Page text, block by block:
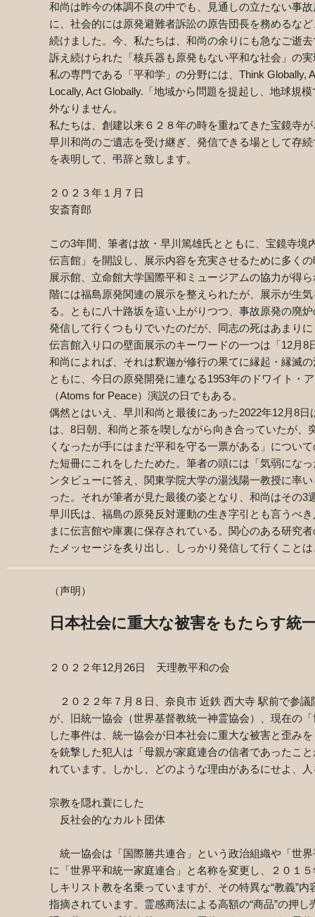
和尚は昨今の体調不良の中でも、見通しの立たない事
に、社会的には原発避難者訴訟の原告団長を務めるな
続けました。今、私たちは、和尚の余りにも急なご逝
訴え続けられた「核兵器も原発もない平和な社会」の
私の専門である「平和学」の分野には、 Think Globally,
Locally, Act Globally. 「地域から問題を提起し、地球規
外なりません。
私たちは、創建以来６２８年の時を重ねてきた宝鏡寺
早川和尚のご遺志を受け継ぎ、発信できる場として存
を表明して、弔辞と致します。
２０２３年１月７日
安斎育郎
この3年間、筆者は故・早川篤雄氏とともに、宝鏡寺境
伝言館」を開設し、展示内容を充実させるために多く
展示館、立命館大学国際平和ミュージアムの協力が得
階には福島原発関連の展示を整えられたが、展示が生
る。ともに八十路坂を這い上がりつつ、事故原発の廃
発信して行くつもりでいたのだが、同志の死はあまり
伝言館入り口の壁面展示のキーワードの一つは「12月8
和尚によれば、それは釈迦が修行の果てに縁起・縁滅
ともに、今日の原発開発に連なる1953年のドワイト・
（Atoms for Peace）演説の日でもある。
偶然とはいえ、早川和尚と最後にあった2022年12月8日
は、 8日朝、和尚と茶を喫しながら向き合っていたが、
くなったが手にはまだ平和を守る一票がある」につい
た短冊にこれをしたためた。筆者の頭には「気弱にな
ンタビューに答え、関東学院大学の湯浅陽一教授に率
った。それが筆者が見た最後の姿となり、和尚はその3
早川氏は、福島の原発反対運動の生き字引とも言うべ
まに伝言館や庫裏に保存されている。関心のある研究
たメッセージを炙り出し、しっかり発信して行くこと
（声明）
日本社会に重大な被害をもたらす統
２０２２年12月 26日 天理教平和の会
２０２２年７月８日、奈良市 近鉄 西大寺 駅前で参
が、旧統一協会（世界基督教統一神霊協会）、現在の
した事件は、統一協会が日本社会に重大な被害と歪み
を銃撃した犯人は「母親が家庭連合の信者であったこ
れています。しかし、どのような理由があるにせよ、
宗教を隠れ蓑にした
反社会的なカルト団体
統一協会は「国際勝共連合」という政治組織や「世
に「世界平和統一家庭連合」と名称を変更し、２０１
しキリスト教を名乗っていますが、その特異な“教義”
指摘されています。霊感商法による高額の“商品”の押